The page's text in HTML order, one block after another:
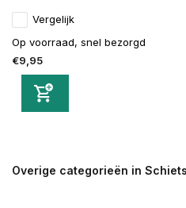
Vergelijk
Op voorraad, snel bezorgd
€9,95
Overige categorieën in